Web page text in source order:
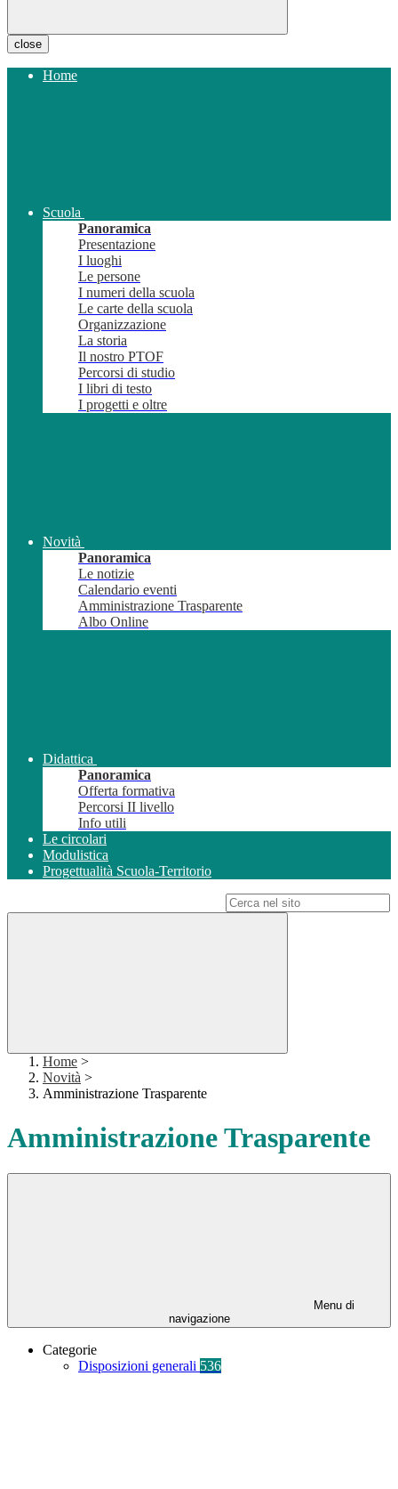
close
Home
Scuola
Panoramica
Presentazione
I luoghi
Le persone
I numeri della scuola
Le carte della scuola
Organizzazione
La storia
Il nostro PTOF
Percorsi di studio
I libri di testo
I progetti e oltre
Novità
Panoramica
Le notizie
Calendario eventi
Amministrazione Trasparente
Albo Online
Didattica
Panoramica
Offerta formativa
Percorsi II livello
Info utili
Le circolari
Modulistica
Progettualità Scuola-Territorio
Home >
Novità >
Amministrazione Trasparente
Amministrazione Trasparente
Menu di
navigazione
Categorie
Disposizioni generali 536